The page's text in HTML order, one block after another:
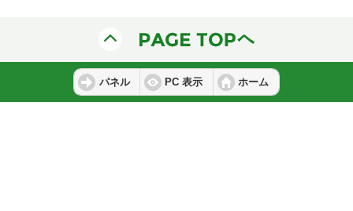
パネル PC 表示 ホーム